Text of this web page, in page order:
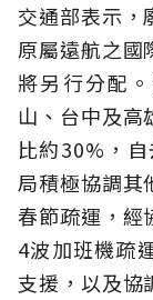
交通部表示，
原屬遠航之國
將另行分配
山、台中及高
比約30%，
局積極協調其
春節疏運，經
4波加班機疏
支援，以及協